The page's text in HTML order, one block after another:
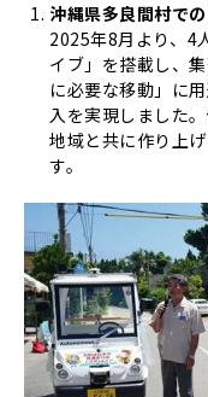
沖縄県多良間村で
2025年8月より、4
イブ」を搭載し、
に必要な移動」に
入を実現しました
地域と共に作り上
す。